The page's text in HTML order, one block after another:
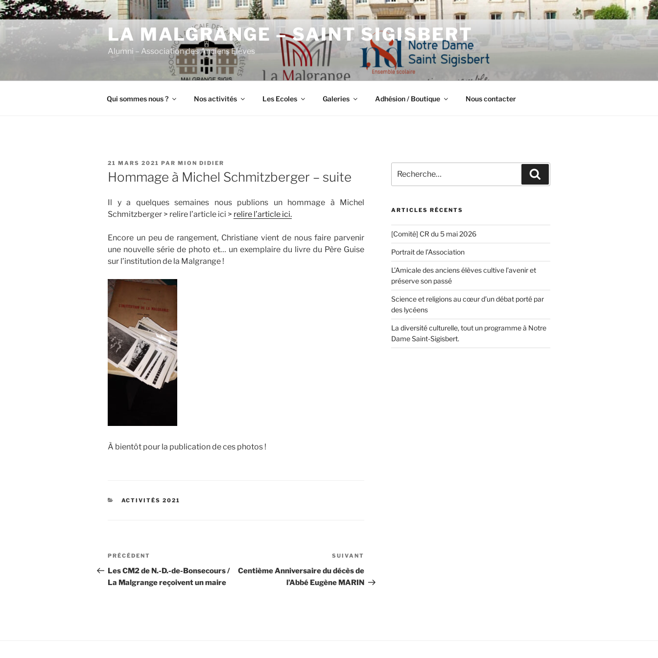
Aller
au
contenu
principal
LA MALGRANGE – SAINT SIGISBERT
Alumni – Association des Anciens Elèves
Qui sommes nous ? Nos activités Les Ecoles Galeries Adhésion / Boutique Nous contacter
PUBLIÉ
LE
21 MARS 2021 PAR MION DIDIER
Hommage à Michel Schmitzberger – suite
Il y a quelques semaines nous publions un hommage à Michel
Schmitzberger > relire l’article ici > relire l’article ici.
Encore un peu de rangement, Christiane vient de nous faire parvenir
une nouvelle série de photo et… un exemplaire du livre du Père Guise
sur l’institution de la Malgrange !
À bientôt pour la publication de ces photos !
CATÉGORIES
ACTIVITÉS 2021
Navigation
de
l’article
Article
précédent
PRÉCÉDENT
Les CM2 de N.-D.-de-Bonsecours /
La Malgrange reçoivent un maire
suivant
SUIVANT
Centième Anniversaire du décès de
l’Abbé Eugène MARIN
pour
:
ARTICLES RÉCENTS
[Comité] CR du 5 mai 2026
Portrait de l’Association
L’Amicale des anciens élèves cultive l’avenir et
préserve son passé
Science et religions au cœur d’un débat porté par
des lycéens
La diversité culturelle, tout un programme à Notre
Dame Saint-Sigisbert.